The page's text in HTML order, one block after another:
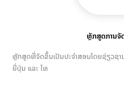
ຫຼັກສູດການຈັ
ຫຼັກສູດທີ່ຈັດຂຶ້ນເປັນປະຈໍາສອນໂດຍຊ່ຽວຊ
ຍີ່ປຸ່ນ ແລະ ໄທ